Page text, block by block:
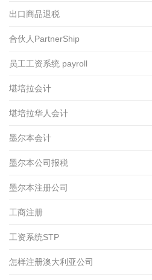
出口商品退税
合伙人PartnerShip
员工工资系统 payroll
堪培拉会计
堪培拉华人会计
墨尔本会计
墨尔本公司报税
墨尔本注册公司
工商注册
工资系统STP
怎样注册澳大利亚公司